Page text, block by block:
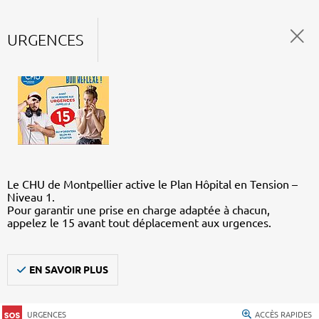
URGENCES
Le CHU de Montpellier active le Plan Hôpital en Tension –
Niveau 1.
Pour garantir une prise en charge adaptée à chacun,
appelez le 15 avant tout déplacement aux urgences.
EN SAVOIR PLUS
URGENCES ACCÈS RAPIDES